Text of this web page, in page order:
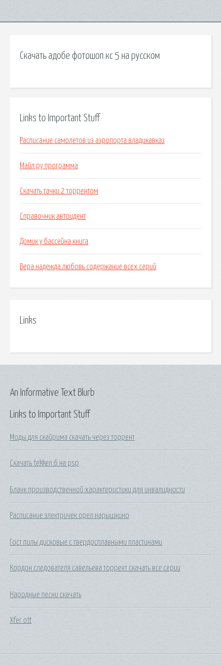
Скачать адобе фотошоп кс 5 на русском
Links to Important Stuff
Расписание самолетов из аэропорта владикавказ
Майл ру программа
Скачать тачки 2 торрентом
Справочник автоидент
Домик у бассейна книга
Вера надежда любовь содержание всех серий
Links
Links to Important Stuff
Моды для скайрима скачать через торрент
Скачать tekken 6 на psp
Бланк производственной характеристики для инвалидности
Расписание электричек орел нарышкино
Гост пилы дисковые с твердосплавными пластинами
Кордон следователя савельева торрент скачать все серии
Народные песни скачать
Xfer ott
An Informative Text Blurb